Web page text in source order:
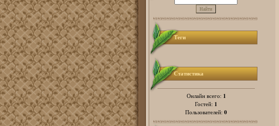
Теги
Статистика
Онлайн всего: 1
Гостей: 1
Пользователей: 0